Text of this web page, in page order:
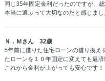
同じ35年固定金利だったのですが、
本当に選ぶって大切なのだと感じまし
Ｎ．Ｍさん 32歳
5年前に借りた住宅ローンの借り換え
たローンを１０年固定に変えても返済
これから金利が上がっても安心です！